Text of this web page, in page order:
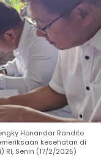
Honandar Randito
kesehatan di
RI, Senin (17/2/2025)